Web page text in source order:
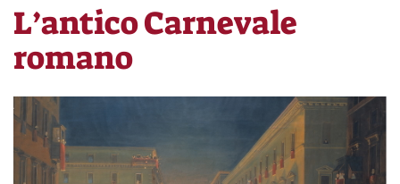
L’antico Carnevale
romano